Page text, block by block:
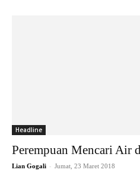
Headline
Perempuan Mencari Air
Lian Gogali - Jumat, 23 Maret 2018